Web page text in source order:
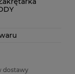
dostawy